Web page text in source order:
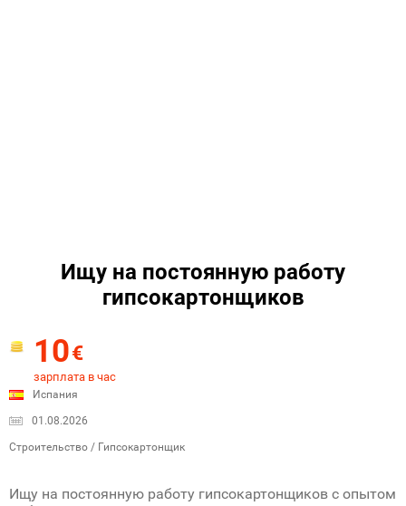
Ищу на постоянную работу
гипсокартонщиков
10€
зарплата в час
Испания
01.08.2026
Строительство / Гипсокартонщик
Ищу на постоянную работу гипсокартонщиков с опытом